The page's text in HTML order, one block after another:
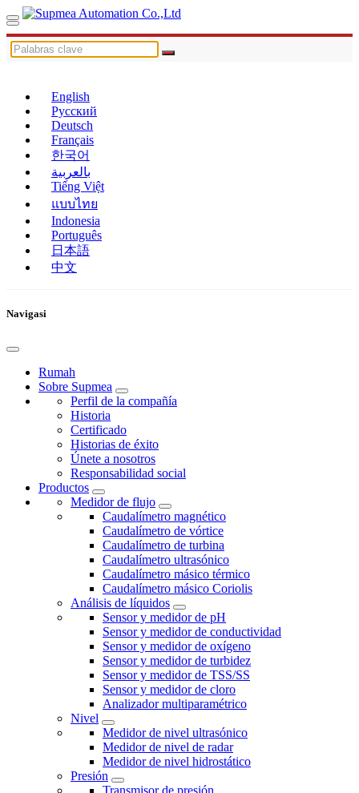
English
Русский
Deutsch
Français
한국어
بالعربية
Tiếng Việt
แบบไทย
Indonesia
Português
日本語
中文
Navigasi
Rumah
Sobre Supmea
Perfil de la compañía
Historia
Certificado
Historias de éxito
Únete a nosotros
Responsabilidad social
Productos
Medidor de flujo
Caudalímetro magnético
Caudalímetro de vórtice
Caudalímetro de turbina
Caudalímetro ultrasónico
Caudalímetro másico térmico
Caudalímetro másico Coriolis
Análisis de líquidos
Sensor y medidor de pH
Sensor y medidor de conductividad
Sensor y medidor de oxígeno
Sensor y medidor de turbidez
Sensor y medidor de TSS/SS
Sensor y medidor de cloro
Analizador multiparamétrico
Nivel
Medidor de nivel ultrasónico
Medidor de nivel de radar
Medidor de nivel hidrostático
Presión